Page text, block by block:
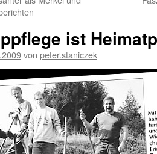
ist
von peter.staniczek